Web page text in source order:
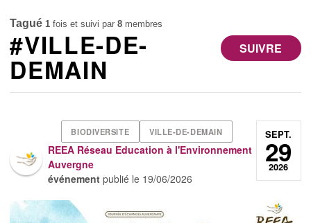
Tagué 1 fois et suivi par8 membres
SUIVRE
#VILLE-DE-
DEMAIN
BIODIVERSITE VILLE-DE-DEMAIN
REEA Réseau Education à l'Environnement
Auvergne
événement publié le 19/06/2026
SEPT.
29
2026